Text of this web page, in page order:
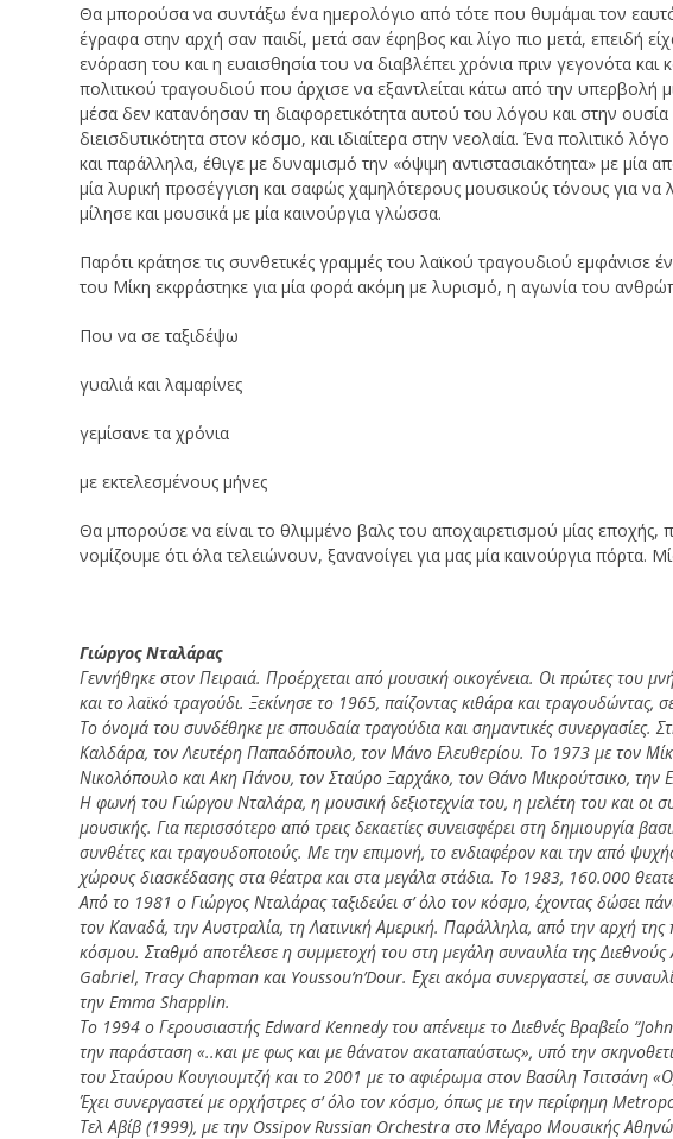
Θα μπορούσα να συντάξω ένα ημερολόγιο από τότε που θυμάμαι τον
έγραφα στην αρχή σαν παιδί, μετά σαν έφηβος και λίγο πιο μετά, επειδή
ενόραση του και η ευαισθησία του να διαβλέπει χρόνια πριν γεγονότα
πολιτικού τραγουδιού που άρχισε να εξαντλείται κάτω από την υπερβολή
μέσα δεν κατανόησαν τη διαφορετικότητα αυτού του λόγου και στην
διεισδυτικότητα στον κόσμο, και ιδιαίτερα στην νεολαία. Ένα πολιτικό
και παράλληλα, έθιγε με δυναμισμό την «όψιμη αντιστασιακότητα» με
μία λυρική προσέγγιση και σαφώς χαμηλότερους μουσικούς τόνους για να
μίλησε και μουσικά με μία καινούργια γλώσσα.
Παρότι κράτησε τις συνθετικές γραμμές του λαϊκού τραγουδιού
του Μίκη εκφράστηκε για μία φορά ακόμη με λυρισμό, η αγωνία του
Που να σε ταξιδέψω
γυαλιά και λαμαρίνες
γεμίσανε τα χρόνια
με εκτελεσμένους μήνες
Θα μπορούσε να είναι το θλιμμένο βαλς του αποχαιρετισμού μίας
νομίζουμε ότι όλα τελειώνουν, ξανανοίγει για μας μία καινούργια πόρτα.
Γιώργος Νταλάρας
Γεννήθηκε στον Πειραιά. Προέρχεται από μουσική οικογένεια. Οι πρώτες του
και το λαϊκό τραγούδι. Ξεκίνησε το 1965, παίζοντας κιθάρα και
Το όνομά του συνδέθηκε με σπουδαία τραγούδια και σημαντικές
Καλδάρα, τον Λευτέρη Παπαδόπουλο, τον Μάνο Ελευθερίου. Το 1973 με τον
Νικολόπουλο και Ακη Πάνου, τον Σταύρο Ξαρχάκο, τον Θάνο Μικρούτσικο, την
Η φωνή του Γιώργου Νταλάρα, η μουσική δεξιοτεχνία του, η μελέτη του και οι
μουσικής. Για περισσότερο από τρεις δεκαετίες συνεισφέρει στη δημιουργία
συνθέτες και τραγουδοποιούς. Με την επιμονή, το ενδιαφέρον και την από
χώρους διασκέδασης στα θέατρα και στα μεγάλα στάδια. Το 1983, 160.000
Από το 1981 ο Γιώργος Νταλάρας ταξιδεύει σ’ όλο τον κόσμο, έχοντας δώσει
τον Καναδά, την Αυστραλία, τη Λατινική Αμερική. Παράλληλα, από την αρχή της
κόσμου. Σταθμό αποτέλεσε η συμμετοχή του στη μεγάλη συναυλία της
Gabriel, Tracy Chapman και Youssou’n’Dour. Εχει ακόμα συνεργαστεί, σε
την Emma Shapplin.
Το 1994 ο Γερουσιαστής Edward Kennedy του απένειμε το Διεθνές Βραβείο
την παράσταση «..και με φως και με θάνατον ακαταπαύστως», υπό την
του Σταύρου Κουγιουμτζή και το 2001 με το αφιέρωμα στον Βασίλη Τσιτσάνη
Έχει συνεργαστεί με ορχήστρες σ’ όλο τον κόσμο, όπως με την περίφημη
Τελ Αβίβ (1999), με την Ossipov Russian Orchestra στο Μέγαρο Μουσικής